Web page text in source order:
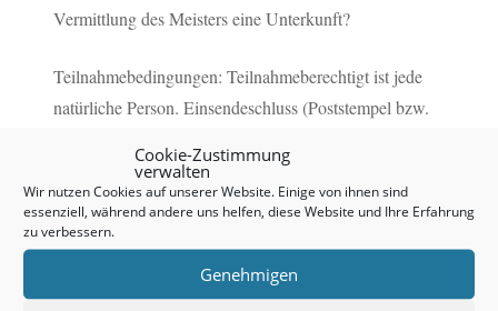
Cookie-Zustimmung
verwalten
Wir nutzen Cookies auf unserer Website. Einige von ihnen sind
essenziell, während andere uns helfen, diese Website und Ihre Erfahrung
zu verbessern.
Genehmigen
Vermittlung des Meisters eine Unterkunft?
Teilnahmebedingungen: Teilnahmeberechtigt ist jede
natürliche Person. Einsendeschluss (Poststempel bzw.
am Mittwoch, den 24. Mai 2025 im Antiquariat
Osthoff statt. Die Gewinner:innen werden per E-Mail
oder Telefon benachrichtigt. Die Gutscheine werden
den Gewinnern per Post zugeschickt. Die
personenbezogenen Daten werden nur für die Dauer